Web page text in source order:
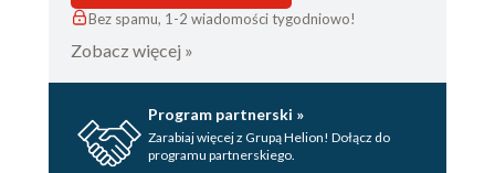
Bez spamu, 1-2 wiadomości tygodniowo!
Zobacz więcej »
Program partnerski »
Zarabiaj więcej z Grupą Helion! Dołącz do
programu partnerskiego.